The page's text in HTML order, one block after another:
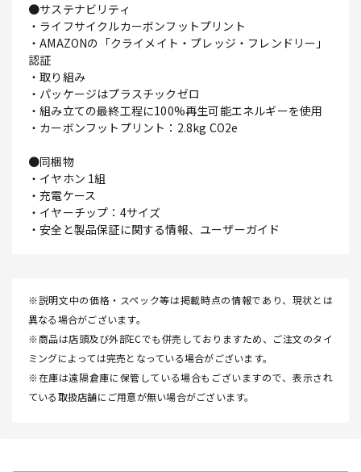
●サステナビリティ
・ライフサイクルカーボンフットプリント
・AMAZONの「クライメイト・プレッジ・フレンドリー」
認証
・取り組み
・パッケージはプラスチックゼロ
・組み立ての最終工程に100%再生可能エネルギーを使用
・カーボンフットプリント：2.8kg CO2e
●同梱物
・イヤホン 1組
・充電ケース
・イヤーチップ：4サイズ
・安全と製品保証に関する情報、ユーザーガイド
※説明文中の価格・スペック等は掲載時点の情報であり、現状とは
異なる場合がございます。
※商品は店頭及び外部ECでも併売しておりますため、ご注文のタイ
ミングによっては完売となっている場合がございます。
※在庫は遠隔倉庫に保管している場合もございますので、表示され
ている取扱店舗にご用意が無い場合がございます。